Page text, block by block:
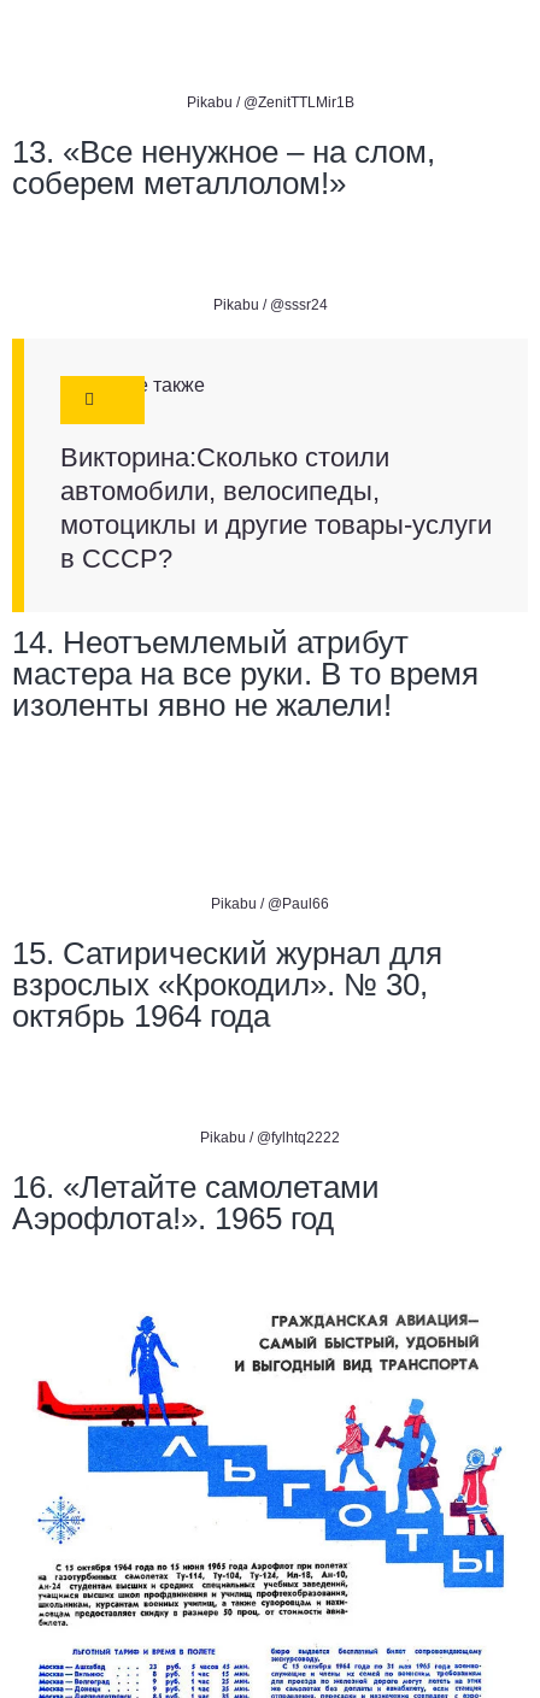
Pikabu / @ZenitTTLMir1B
13. «Все ненужное – на слом,
соберем металлолом!»
Pikabu / @sssr24
Смотрите также
Викторина:Сколько стоили
автомобили, велосипеды,
мотоциклы и другие товары-услуги
в СССР?
14. Неотъемлемый атрибут
мастера на все руки. В то время
изоленты явно не жалели!
Pikabu / @Paul66
15. Сатирический журнал для
взрослых «Крокодил». № 30,
октябрь 1964 года
Pikabu / @fylhtq2222
16. «Летайте самолетами
Аэрофлота!». 1965 год